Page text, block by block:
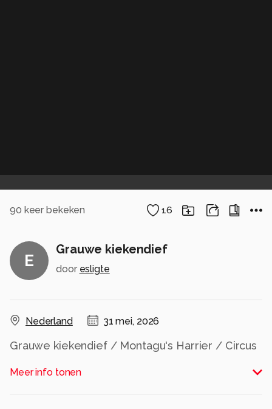
90 keer bekeken 16
E
Grauwe kiekendief
door esligte
Nederland 31 mei, 2026
Grauwe kiekendief / Montagu's Harrier / Circus
Meer info tonen